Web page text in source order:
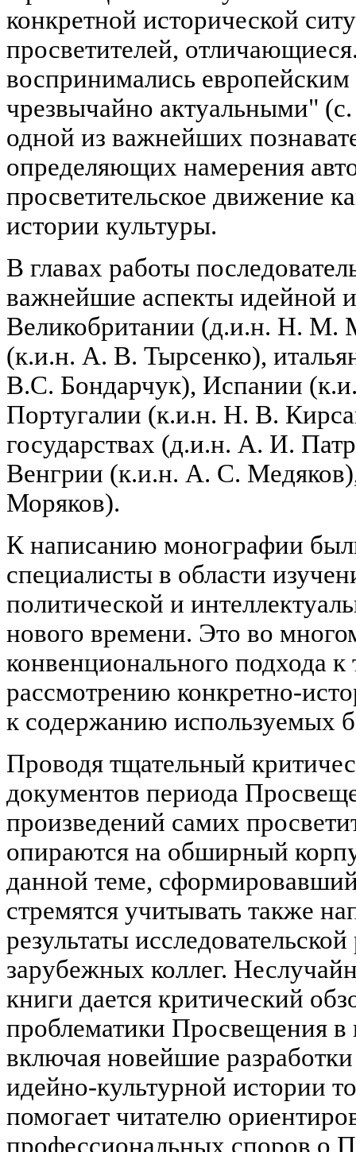
конкретной исторической
просветителей,
воспринимались
чрезвычайно актуальными"
одной из важнейших
определяющих намерения
просветительское движение
истории культуры.
В главах работы
важнейшие аспекты идейной
Великобритании (д.и.н. Н. М.
(к.и.н. А. В. Тырсенко),
B.C. Бондарчук), Испании
Португалии (к.и.н. Н. В.
государствах (д.и.н. А. И.
Венгрии (к.и.н. А. С.
Моряков).
К написанию монографии
специалисты в области
политической и
нового времени. Это во
конвенционального подхода к
рассмотрению конкретно-
к содержанию используемых
Проводя тщательный
документов периода
произведений самих
опираются на обширный
данной теме,
стремятся учитывать также
результаты
зарубежных коллег.
книги дается критический
проблематики Просвещения в
включая новейшие
идейно-культурной истории
помогает читателю
профессиональных споров о